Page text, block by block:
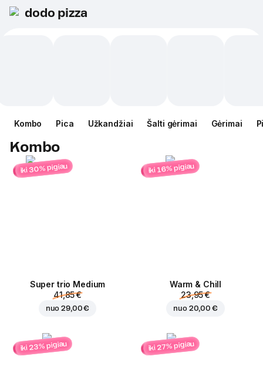
dodo pizza
Kombo Pica Užkandžiai Šalti gėrimai Gėrimai
Kombo
iki 30% pigiau
Super trio Medium
41,85 €
nuo29,00 €
iki 16% pigiau
Warm & Chill
23,95 €
nuo 20,00 €
iki 23% pigiau iki 27% pigiau